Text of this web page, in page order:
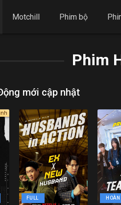
Motchill Phim bộ
Phim
mới cập nhật
FULL